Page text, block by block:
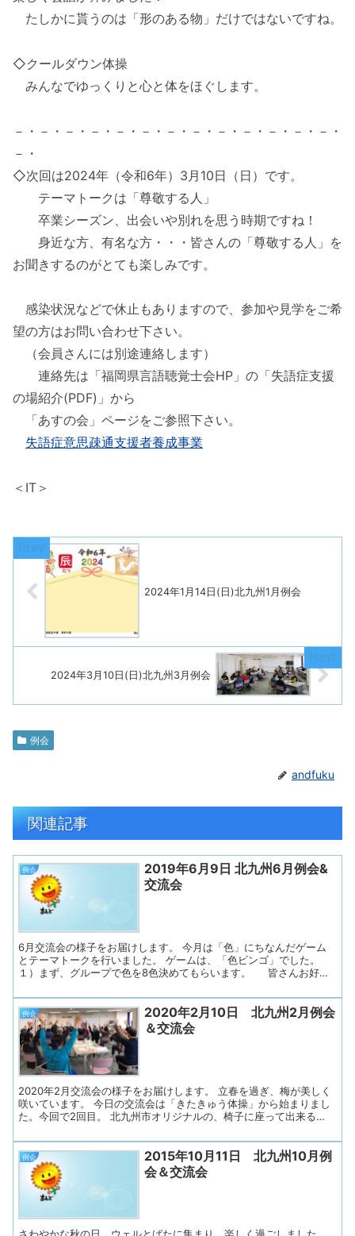
たしかに貰うのは「形のある物」だけではないですね。
◇クールダウン体操
みんなでゆっくりと心と体をほぐします。
－・－・－・－・－・－・－・－・－・－・－・－・－・
－・
◇次回は2024年（令和6年）3月10日（日）です。
テーマトークは「尊敬する人」
卒業シーズン、出会いや別れを思う時期ですね！
身近な方、有名な方・・・皆さんの「尊敬する人」を
お聞きするのがとても楽しみです。
感染状況などで休止もありますので、参加や見学をご希
望の方はお問い合わせ下さい。
（会員さんには別途連絡します）
連絡先は「福岡県言語聴覚士会HP」の「失語症支援
の場紹介(PDF)」から
「あすの会」ページをご参照下さい。
失語症意思疎通支援者養成事業
＜IT＞
2024年1月14日(日)北九州1月例会
2024年3月10日(日)北九州3月例会
例会
andfuku
関連記事
例会
2019年6月9日 北九州6月例会&
交流会
6月交流会の様子をお届けします。 今月は「色」にちなんだゲーム
とテーマトークを行いました。 ゲームは、「色ビンゴ」でした。
１）まず、グループで色を8色決めてもらいます。 皆さんお好き
に選んだ色を2箇所ずつ書きます。 縦・横・斜めのいずれか3本が
ビンゴになれば上がりなので、 どの色をどこに書いたらビンゴに
なりやすいかなど、 グループごとに作戦を立てながら、進めてい
きました。 ３）次に、各グループの選んだ色を書いた8枚の紙を１
つの袋に集めます ４）それを順に交代で引き、引いた方が読み上げ
ます。 「赤」「青」「黄色」といった定番の色から、ありそうで
ない「ベージュ」等々、様々な色が読み上げられるたび、歓喜の声
やため息が・・・。 そし...
例会
2020年2月10日 北九州2月例会
＆交流会
2020年2月交流会の様子をお届けします。 立春を過ぎ、梅が美しく
咲いています。 今日の交流会は「きたきゅう体操」から始まりまし
た。今回で2回目。 北九州市オリジナルの、椅子に座って出来る
そうです。 教室でしっかり学んだ会話パートナーOさんのリード
で、 オリジナル音楽をCDで流しながら、上体や足をゆっくりと動か
します。 麻痺があっても出来るように、声かけも工夫して。 15分ほ
どの体操で体が温まり、気持ちもスッキリしました。 この体操、み
んなでやるとなおいいですね。 テーマトークは「△苦手なこと→こ
んな努力をしています」。 一番多かったのは、「話すことが苦手」
「言葉が出にくい」でした。 △病気になってすぐは本当に言葉が出
なかった。 →今は沢山の人に会っ...
例会
2015年10月11日 北九州10月例
会＆交流会